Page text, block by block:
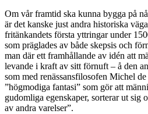
Om vår framtid ska kunna bygga på
är det kanske just andra historiska
fritänkandets första yttringar under
som präglades av både skepsis och
man där ett framhållande av idén att
levande i kraft av sitt förnuft – å den
som med renässansfilosofen Michel
”högmodiga fantasi” som gör att
gudomliga egenskaper, sorterar ut sig
av andra varelser”.